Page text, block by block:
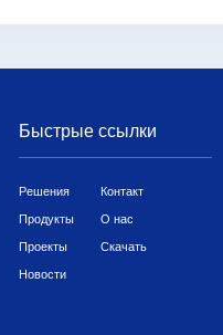
Быстрые ссылки
Решения
Продукты
Проекты
Новости
Контакт
О нас
Скачать